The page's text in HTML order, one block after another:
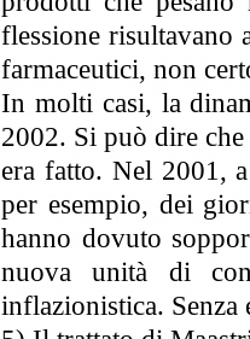
flessione risultavano
farmaceutici, non
In molti casi, la
2002. Si può dire
era fatto. Nel 2001,
per esempio, dei
hanno dovuto
nuova unità di
inflazionistica. Senza